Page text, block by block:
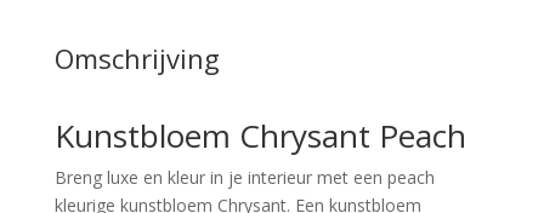
Omschrijving
Kunstbloem Chrysant Peach
Breng luxe en kleur in je interieur met een peach
kleurige kunstbloem Chrysant. Een kunstbloem